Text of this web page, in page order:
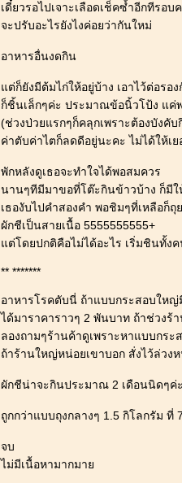
เดี๋ยวรอไปเจาะเลือดเช็คซ้ำอีกทีรอ
จะปรับอะไรยังไงค่อยว่ากันใหม่
อาหารอื่นงดกิน
ต่ก็ยังมีต้มไก่ให้อยู่บ้าง เอาไว้ต่อร
ก็ชิ้นเล็กๆค่ะ ประมาณข้อนิ้วโป้ง แค่
(ช่วงป่วยแรกๆก็คลุกเพราะต้องบังคั
ค่าตับค่าไตก็ลดดีอยู่นะคะ ไม่ได้ให้เย
พักหลังดูเธอจะทำใจได้พอสมควร
นานๆทีมีมาขอที่โต๊ะกินข้าวบ้าง ก็มีใ
เธองับไปคำสองคำ พอชิมๆที่เหลือก็ถุ
ผักชีเป็นสายเนื้อ 5555555555+
ต่โดยปกติคือไม่ได้อะไร เริ่มชินทั้งค
** *******
อาหารโรคตับนี่ ถ้าแบบกระสอบให
ได้มาราคาราวๆ 2 พันบาท ถ้าช่วง
ลองถามๆร้านค้าดูเพราะหาแบบกระ
ถ้าร้านใหญ่หน่อยเขาบอก สั่งไว้ล่วง
ผักชีน่าจะกินประมาณ 2 เดือนนิดๆค่
ถูกกว่าแบบถุงกลางๆ 1.5 กิโลกรัม ที่
จบ
ไม่มีเนื้อหามากมา